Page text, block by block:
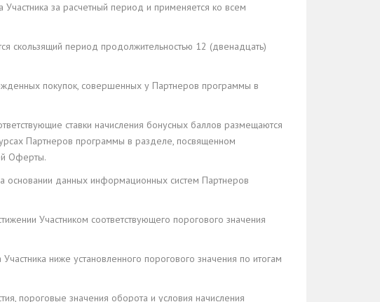
за расчетный период и применяется ко всем
скользящий период продолжительностью 12 (двенадцать)
покупок, совершенных у Партнеров программы в
ставки начисления бонусных баллов размещаются
Партнеров программы в разделе, посвященном
Оферты.
основании данных информационных систем Партнеров
Участником соответствующего порогового значения
ниже установленного порогового значения по итогам
пороговые значения оборота и условия начисления